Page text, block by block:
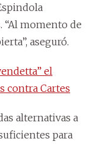
“Al momento de
aseguró.
el
contra Cartes
alternativas a
para